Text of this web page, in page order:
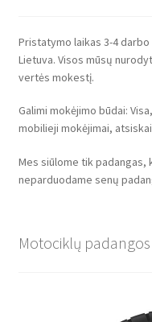
Pristatymo laikas 3-4
Lietuva. Visos mūsų
vertės mokestį.
Galimi mokėjimo būdai:
mobilieji mokėjimai,
Mes siūlome tik padangas,
neparduodame senų
Motociklų